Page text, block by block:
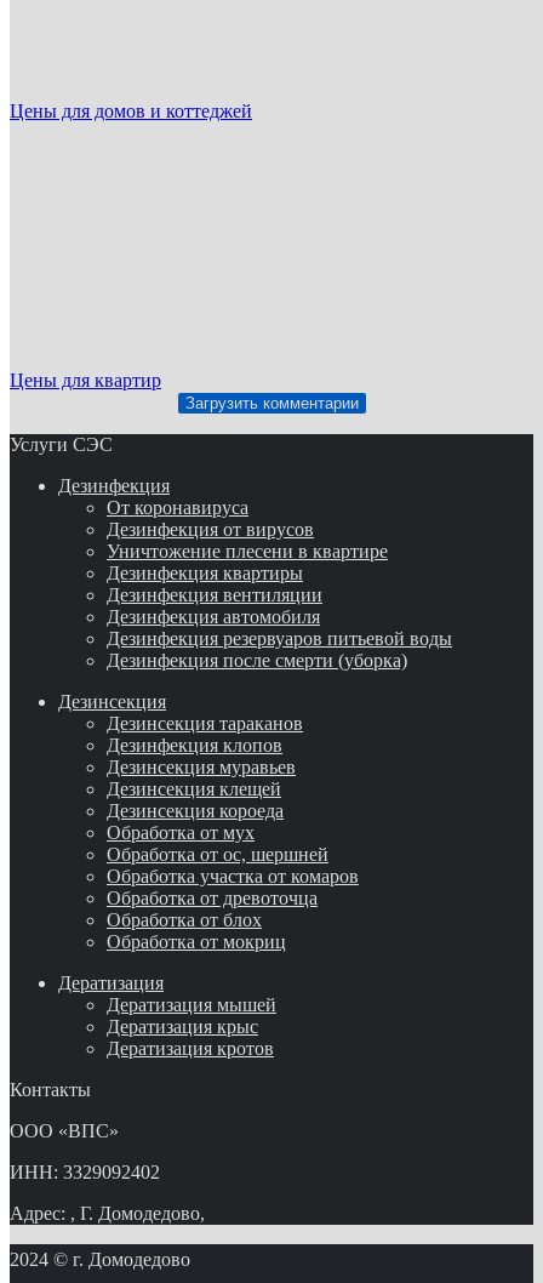
Цены для домов и коттеджей
Цены для квартир
Загрузить комментарии
Услуги СЭС
Дезинфекция
От коронавируса
Дезинфекция от вирусов
Уничтожение плесени в квартире
Дезинфекция квартиры
Дезинфекция вентиляции
Дезинфекция автомобиля
Дезинфекция резервуаров питьевой воды
Дезинфекция после смерти (уборка)
Дезинсекция
Дезинсекция тараканов
Дезинфекция клопов
Дезинсекция муравьев
Дезинсекция клещей
Дезинсекция короеда
Обработка от мух
Обработка от ос, шершней
Обработка участка от комаров
Обработка от древоточца
Обработка от блох
Обработка от мокриц
Дератизация
Дератизация мышей
Дератизация крыс
Дератизация кротов
Контакты
ООО «ВПС»
ИНН: 3329092402
Адрес: , Г. Домодедово,
2024 © г. Домодедово